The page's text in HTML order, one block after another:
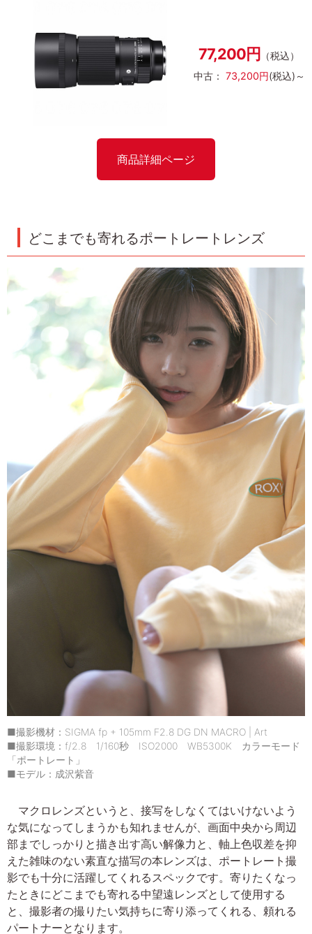
77,200円 （税込）
中古： 73,200円(税込)～
商品詳細ページ
どこまでも寄れるポートレートレンズ
■撮影機材：SIGMA fp + 105mm F2.8 DG DN MACRO | Art
■撮影環境：f/2.8 1/160秒 ISO2000 WB5300K カラーモード
「ポートレート」
■モデル：成沢紫音
マクロレンズというと、接写をしなくてはいけないよう
な気になってしまうかも知れませんが、画面中央から周辺
部までしっかりと描き出す高い解像力と、軸上色収差を抑
えた雑味のない素直な描写の本レンズは、ポートレート撮
影でも十分に活躍してくれるスペックです。寄りたくなっ
たときにどこまでも寄れる中望遠レンズとして使用する
と、撮影者の撮りたい気持ちに寄り添ってくれる、頼れる
パートナーとなります。